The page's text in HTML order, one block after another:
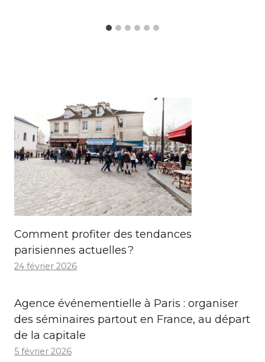
Comment profiter des tendances
parisiennes actuelles ?
24 février 2026
Agence événementielle à Paris : organiser
des séminaires partout en France, au départ
de la capitale
5 février 2026